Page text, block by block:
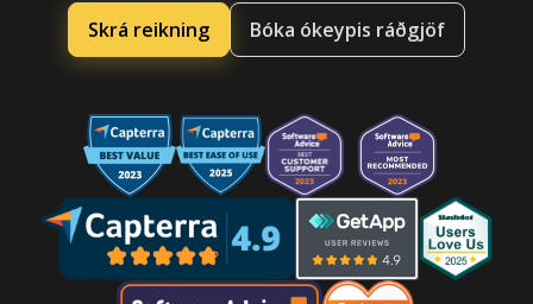
Skrá reikning Bóka ókeypis ráðgjöf